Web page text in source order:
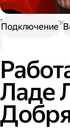
Работа
Ладе
Подключение